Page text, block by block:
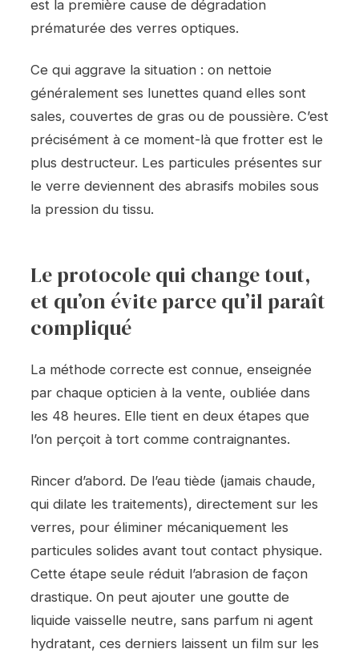
est la première cause de dégradation
prématurée des verres optiques.
Ce qui aggrave la situation : on nettoie
généralement ses lunettes quand elles sont
sales, couvertes de gras ou de poussière. C’est
précisément à ce moment-là que frotter est le
plus destructeur. Les particules présentes sur
le verre deviennent des abrasifs mobiles sous
la pression du tissu.
Le protocole qui change tout,
et qu’on évite parce qu’il paraît
compliqué
La méthode correcte est connue, enseignée
par chaque opticien à la vente, oubliée dans
les 48 heures. Elle tient en deux étapes que
l’on perçoit à tort comme contraignantes.
Rincer d’abord. De l’eau tiède (jamais chaude,
qui dilate les traitements), directement sur les
verres, pour éliminer mécaniquement les
particules solides avant tout contact physique.
Cette étape seule réduit l’abrasion de façon
drastique. On peut ajouter une goutte de
liquide vaisselle neutre, sans parfum ni agent
hydratant, ces derniers laissent un film sur les